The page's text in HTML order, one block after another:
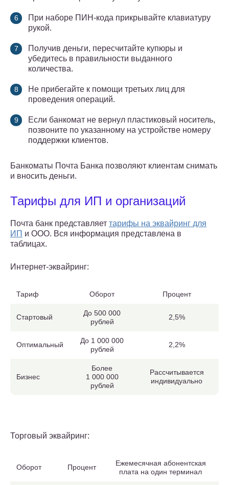
При наборе ПИН-кода прикрывайте клавиатуру
рукой.
Получив деньги, пересчитайте купюры и
убедитесь в правильности выданного
количества.
Не прибегайте к помощи третьих лиц для
проведения операций.
Если банкомат не вернул пластиковый носитель,
позвоните по указанному на устройстве номеру
поддержки клиентов.
Банкоматы Почта Банка позволяют клиентам снимать
и вносить деньги.
Тарифы для ИП и организаций
Почта банк представляет тарифы на эквайринг для
ИП и ООО. Вся информация представлена в
таблицах.
Интернет-эквайринг:
Тариф Оборот Процент
Стартовый
До 500 000
рублей
2,5%
Оптимальный
До 1 000 000
рублей
2,2%
Бизнес
Более
1 000 000
рублей
Рассчитывается
индивидуально
Торговый эквайринг:
Оборот Процент
Ежемесячная абонентская
плата на один терминал